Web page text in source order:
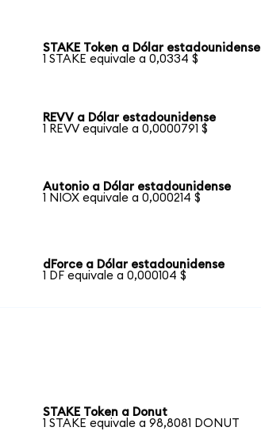
STAKE Token a Dólar estadounidense
1 STAKE equivale a 0,0334 $
REVV a Dólar estadounidense
1 REVV equivale a 0,0000791 $
Autonio a Dólar estadounidense
1 NIOX equivale a 0,000214 $
dForce a Dólar estadounidense
1 DF equivale a 0,000104 $
STAKE Token a Donut
1 STAKE equivale a 98,8081 DONUT